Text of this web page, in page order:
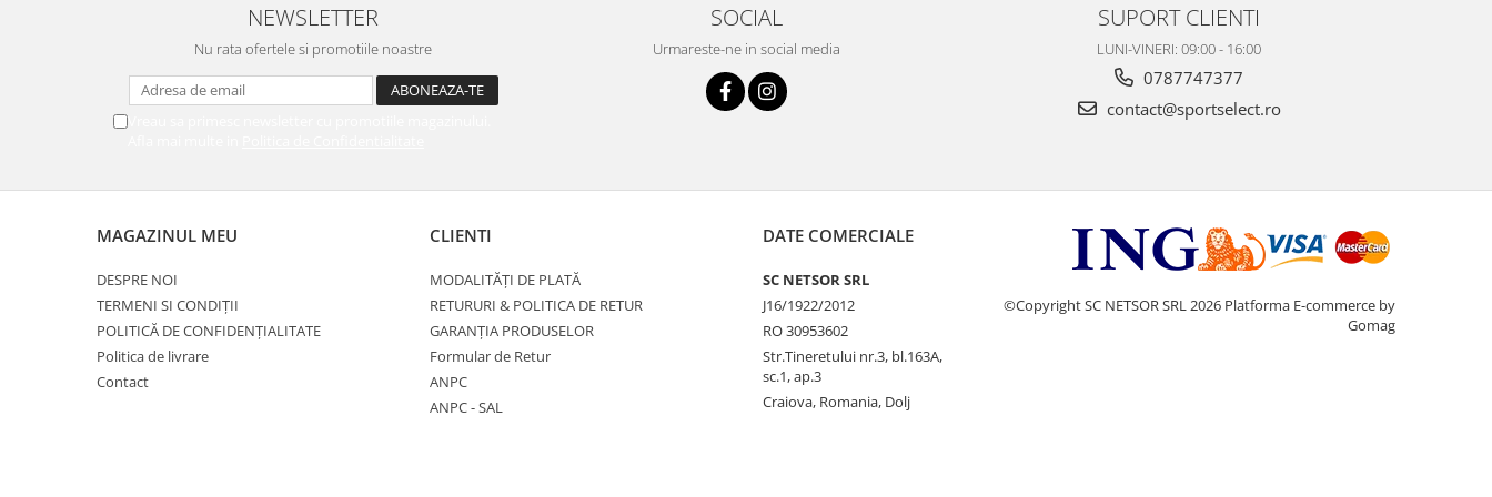
NEWSLETTER
Nu rata ofertele si promotiile noastre
SOCIAL
Urmareste-ne in social media
SUPORT CLIENTI
LUNI-VINERI: 09:00 - 16:00
0787747377
contact@sportselect.ro
MAGAZINUL MEU
DESPRE NOI
TERMENI SI CONDIȚII
POLITICĂ DE CONFIDENȚIALITATE
Politica de livrare
Contact
CLIENTI
MODALITĂȚI DE PLATĂ
RETURURI & POLITICA DE RETUR
GARANȚIA PRODUSELOR
Formular de Retur
ANPC
ANPC - SAL
DATE COMERCIALE
SC NETSOR SRL
J16/1922/2012
RO 30953602
Str.Tineretului nr.3, bl.163A,
sc.1, ap.3
Craiova, Romania, Dolj
©Copyright SC NETSOR SRL 2026 Platforma E-commerce by
Gomag